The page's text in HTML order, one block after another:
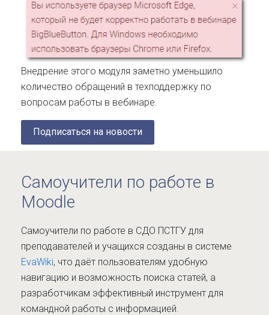
Внедрение этого модуля заметно уменьшило
количество обращений в техподдержку по
вопросам работы в вебинаре.
Подписаться на новости
Самоучители по работе в
Moodle
Самоучители по работе в СДО ПСТГУ для
преподавателей и учащихся созданы в системе
EvaWiki, что даёт пользователям удобную
навигацию и возможность поиска статей, а
разработчикам эффективный инструмент для
командной работы с информацией.